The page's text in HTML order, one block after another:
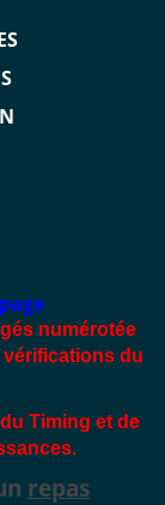
numérotée
du
Timing et de
repas